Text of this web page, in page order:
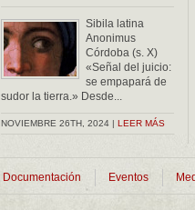
Sibila latina
Anonimus
Córdoba (s. X)
«Señal del juicio:
se empapará de
sudor la tierra.» Desde...
NOVIEMBRE 26TH, 2024 | LEER MÁS
Documentación Eventos